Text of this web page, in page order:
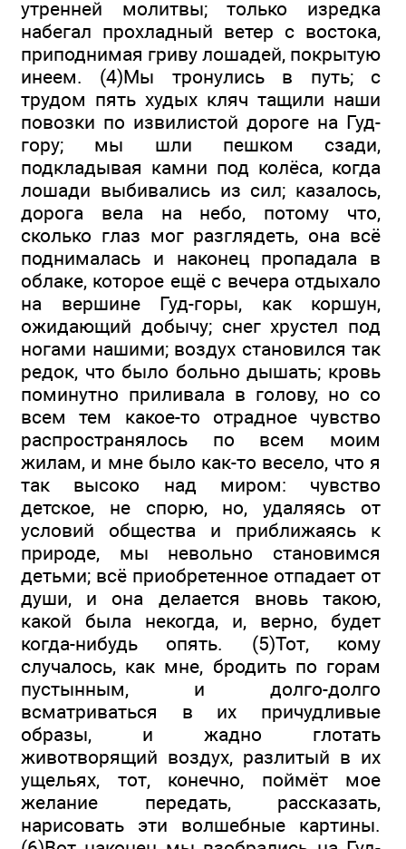
утренней молитвы; только изредка
набегал прохладный ветер с востока,
приподнимая гриву лошадей, покрытую
инеем. (4)Мы тронулись в путь; с
трудом пять худых кляч тащили наши
повозки по извилистой дороге на Гуд-
гору; мы шли пешком сзади,
подкладывая камни под колёса, когда
лошади выбивались из сил; казалось,
дорога вела на небо, потому что,
сколько глаз мог разглядеть, она всё
поднималась и наконец пропадала в
облаке, которое ещё с вечера отдыхало
на вершине Гуд-горы, как коршун,
ожидающий добычу; снег хрустел под
ногами нашими; воздух становился так
редок, что было больно дышать; кровь
поминутно приливала в голову, но со
всем тем какое-то отрадное чувство
распространялось по всем моим
жилам, и мне было как-то весело, что я
так высоко над миром: чувство
детское, не спорю, но, удаляясь от
условий общества и приближаясь к
природе, мы невольно становимся
детьми; всё приобретенное отпадает от
души, и она делается вновь такою,
какой была некогда, и, верно, будет
когда-нибудь опять. (5)Тот, кому
случалось, как мне, бродить по горам
пустынным, и долго-долго
всматриваться в их причудливые
образы, и жадно глотать
животворящий воздух, разлитый в их
ущельях, тот, конечно, поймёт мое
желание передать, рассказать,
нарисовать эти волшебные картины.